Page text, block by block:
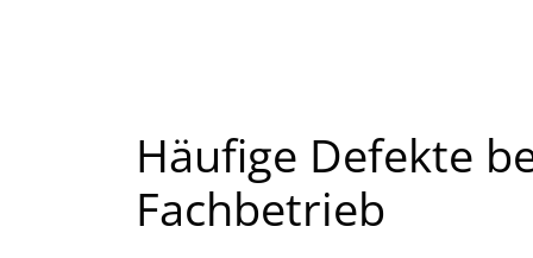
Häufige Defekte
Fachbetrieb